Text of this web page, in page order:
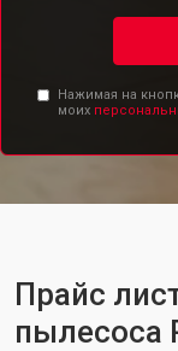
Нажимая на
моих
Прайс
пылесоса